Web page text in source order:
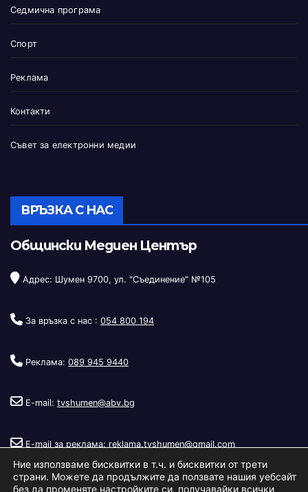
Седмична програма
Спорт
Реклама
Контакти
Съвет за електронни медии
ВРЪЗКА С НАС
Общински Медиен Център
Адрес: Шумен 9700, ул. "Съединение" №105
За връзка с нас : 054 800 194
Реклама: 089 945 9440
E-mail: tvshumen@abv.bg
E-mail за реклама: reklama.tvshumen@gmail.com
Ние използваме бисквитки в т.ч. и бисквитки от трети
страни. Можете да продължите да ползвате нашия уебсайт
без да променяте настройките си, получавайки всички